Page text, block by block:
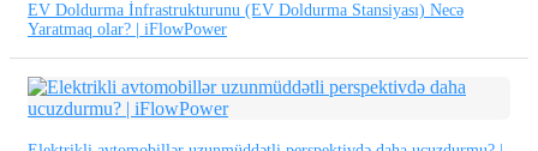
EV Doldurma İnfrastrukturunu (EV Doldurma Stansiyası) Necə
Yaratmaq olar? | iFlowPower